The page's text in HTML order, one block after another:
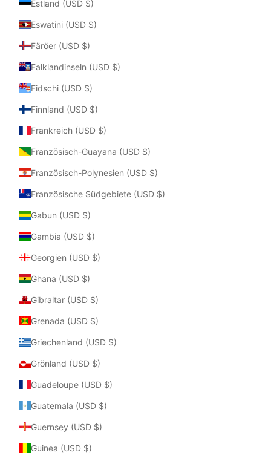
Estland (USD $)
Eswatini (USD $)
Färöer (USD $)
Falklandinseln (USD $)
Fidschi (USD $)
Finnland (USD $)
Frankreich (USD $)
Französisch-Guayana (USD $)
Französisch-Polynesien (USD $)
Französische Südgebiete (USD $)
Gabun (USD $)
Gambia (USD $)
Georgien (USD $)
Ghana (USD $)
Gibraltar (USD $)
Grenada (USD $)
Griechenland (USD $)
Grönland (USD $)
Guadeloupe (USD $)
Guatemala (USD $)
Guernsey (USD $)
Guinea (USD $)